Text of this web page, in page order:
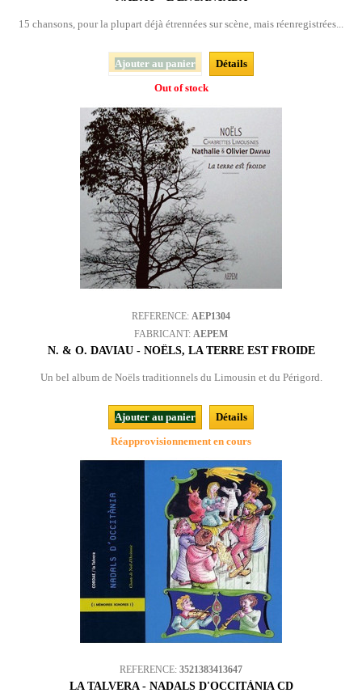
15 chansons, pour la plupart déjà étrennées sur scène, mais réenregistrées...
Ajouter au panier
Détails
Out of stock
REFERENCE: AEP1304
FABRICANT: AEPEM
N. & O. DAVIAU - NOËLS, LA TERRE EST FROIDE
Un bel album de Noëls traditionnels du Limousin et du Périgord.
Ajouter au panier
Détails
Réapprovisionnement en cours
REFERENCE: 3521383413647
LA TALVERA - NADALS D'OCCITÀNIA CD